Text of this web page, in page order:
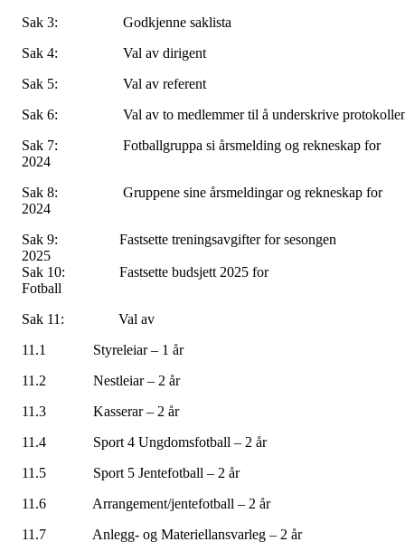
Sak 3: Godkjenne saklista
Sak 4: Val av dirigent
Sak 5: Val av referent
Sak 6: Val av to medlemmer til å underskrive
Sak 7: Fotballgruppa si årsmelding og rekneskap for
2024
Sak 8: Gruppene sine årsmeldingar og rekneskap for
2024
Sak 9: Fastsette treningsavgifter for sesongen
2025
Sak 10: Fastsette budsjett 2025 for
Fotball
Sak 11: Val av
11.1 Styreleiar – 1 år
11.2 Nestleiar – 2 år
11.3 Kasserar – 2 år
11.4 Sport 4 Ungdomsfotball – 2 år
11.5 Sport 5 Jentefotball – 2 år
11.6 Arrangement/jentefotball – 2 år
11.7 Anlegg- og Materiellansvarleg – 2 år